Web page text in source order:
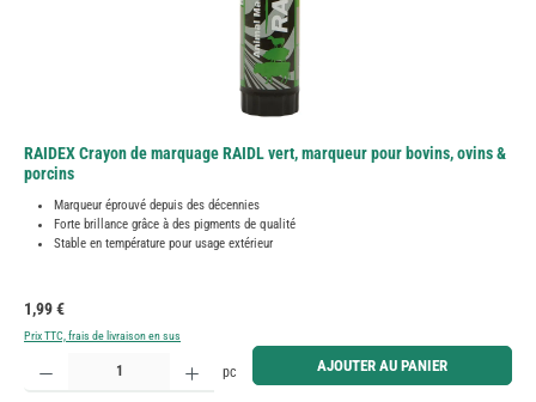
RAIDEX Crayon de marquage RAIDL vert, marqueur pour bovins, ovins &
porcins
Marqueur éprouvé depuis des décennies
Forte brillance grâce à des pigments de qualité
Stable en température pour usage extérieur
Prix régulier :
1,99 €
Prix TTC, frais de livraison en sus
Quantité de produit : Entrez la quantité souhaitée ou utilisez les boutons pour augmenter ou
pc AJOUTER AU PANIER